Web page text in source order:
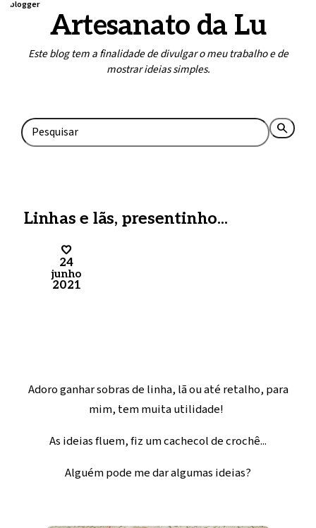
blogger
Artesanato da Lu
Este blog tem a finalidade de divulgar o meu trabalho e de
mostrar ideias simples.
search
Linhas e lãs, presentinho...
24
junho
2021
Adoro ganhar sobras de linha, lã ou até retalho, para
mim, tem muita utilidade!
As ideias fluem, fiz um cachecol de crochê...
Alguém pode me dar algumas ideias?